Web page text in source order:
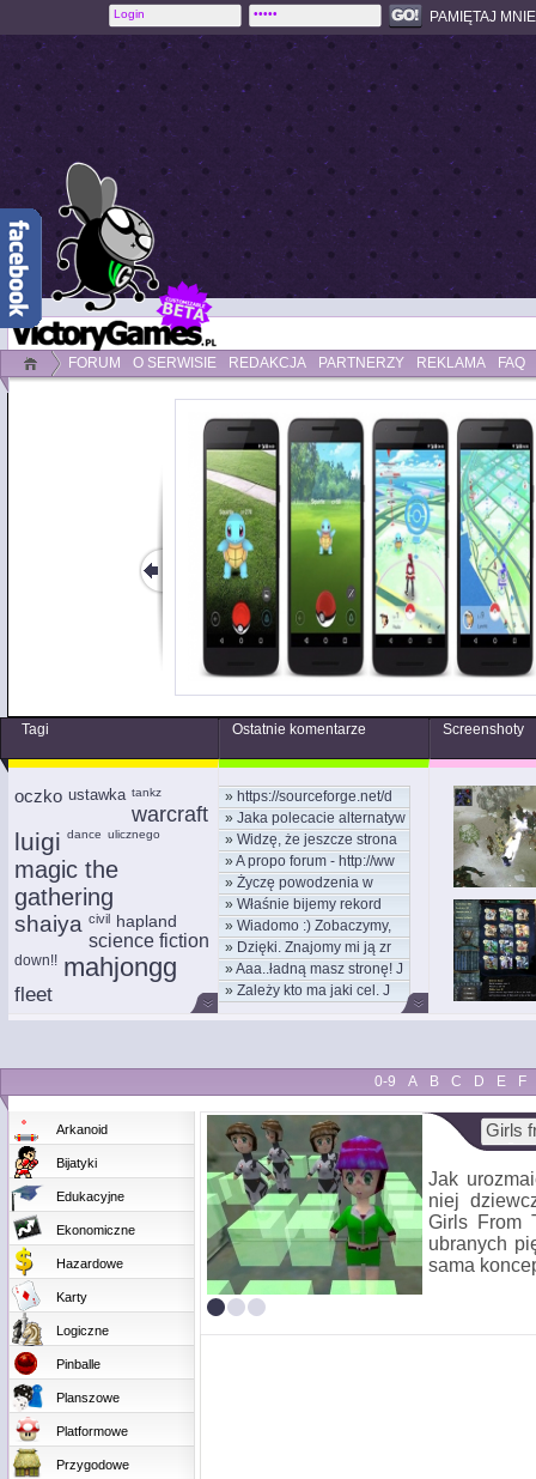
PAMIĘTAJ
FORUM O SERWISIE REDAKCJA PARTNERZY REKLAMA FAQ
Tagi Ostatnie komentarze Screenshoty
oczko ustawka tankz
warcraft
luigi dance ulicznego
magic the
gathering
shaiya civil hapland
science fiction
down!! mahjongg
fleet
» https://sourceforge.net/d
» Jaka polecacie alternatyw
» Widzę, że jeszcze strona
»A propo forum - http://ww
» Życzę powodzenia w
nowym
» Właśnie bijemy rekord
kom
» Wiadomo :) Zobaczymy,
moż
» Dzięki. Znajomy mi ją zr
»Aaa..ładną masz stronę! J
» Zależy kto ma jaki cel. J
0-9 A B C D E F
Arkanoid
Bijatyki
Edukacyjne
Ekonomiczne
Hazardowe
Karty
Logiczne
Pinballe
Planszowe
Platformowe
Przygodowe
Girls
Jak
niej
Girls From
ubranych
sama